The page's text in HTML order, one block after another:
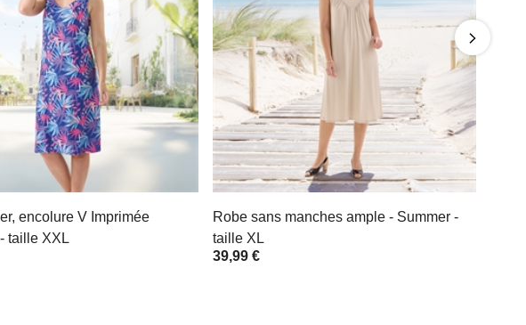
encolure V Imprimée
taille XXL
Robe sans manches ample - Summer -
taille XL
39,99 €